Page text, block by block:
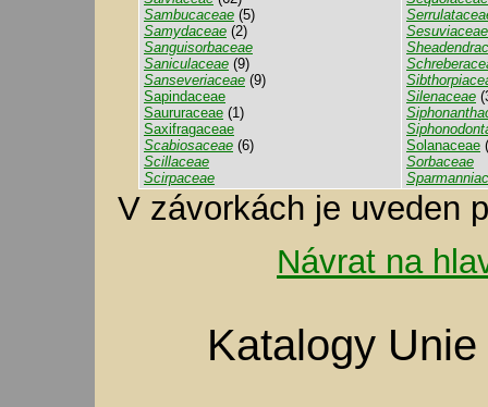
Sambucaceae (5)
Samydaceae (2)
Sanguisorbaceae
Saniculaceae (9)
Sanseveriaceae (9)
Sapindaceae
Saururaceae (1)
Saxifragaceae
Scabiosaceae (6)
Scillaceae
Scirpaceae
Sesuviaceae
Silenaceae
Solanaceae
Sorbaceae
V závorkách je uveden
Návrat na
Katalogy